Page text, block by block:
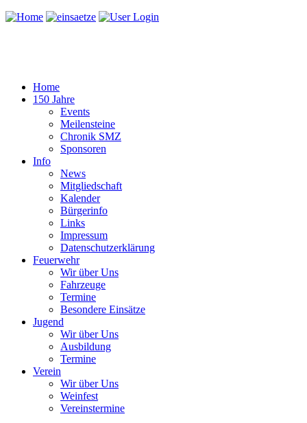
Home
150 Jahre
Events
Meilensteine
Chronik SMZ
Sponsoren
Info
News
Mitgliedschaft
Kalender
Bürgerinfo
Links
Impressum
Datenschutzerklärung
Feuerwehr
Wir über Uns
Fahrzeuge
Termine
Besondere Einsätze
Jugend
Wir über Uns
Ausbildung
Termine
Verein
Wir über Uns
Weinfest
Vereinstermine